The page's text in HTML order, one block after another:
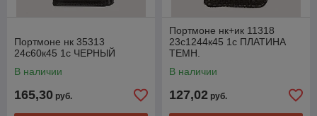
Портмоне нк 35313
24с60к45 1с ЧЕРНЫЙ
В наличии
165,30 руб.
Портмоне нк+ик 11318
23с1244к45 1с ПЛАТИНА
ТЕМН.
В наличии
127,02 руб.